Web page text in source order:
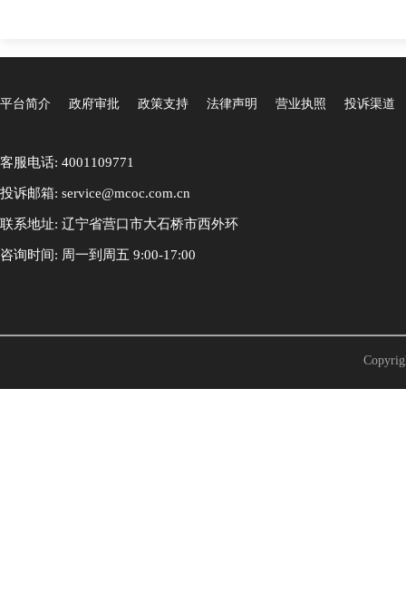
平台简介 政府审批 政策支持 法律声明 营业执照 投诉渠道
客服电话: 4001109771
投诉邮箱: service@mcoc.com.cn
联系地址: 辽宁省营口市大石桥市西外环
咨询时间: 周一到周五 9:00-17:00